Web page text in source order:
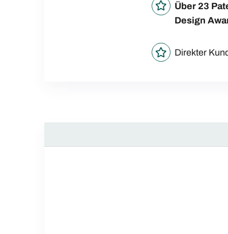
Über 23
Design
Direkter